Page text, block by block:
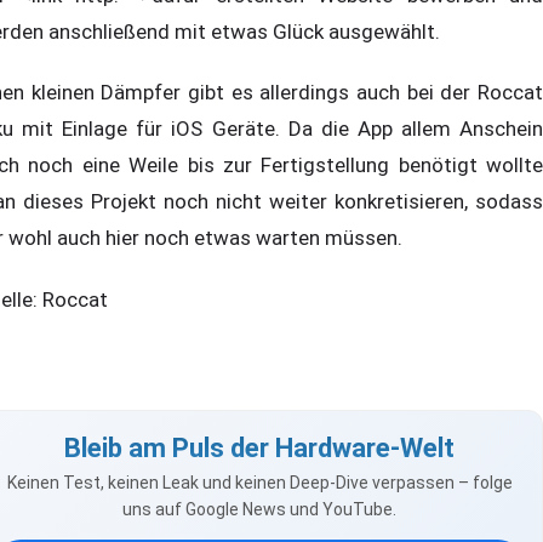
anschließend mit etwas Glück ausgewählt.
kleinen Dämpfer gibt es allerdings auch bei der Roccat
mit Einlage für iOS Geräte. Da die App allem Anschein
noch eine Weile bis zur Fertigstellung benötigt wollte
dieses Projekt noch nicht weiter konkretisieren, sodass
wohl auch hier noch etwas warten müssen.
Roccat
Bleib am Puls der Hardware-Welt
Keinen Test, keinen Leak und keinen Deep-Dive verpassen – folge
uns auf Google News und YouTube.